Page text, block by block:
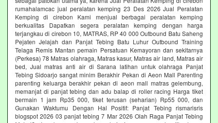
rumahalamcac jual peralatan kemping 23 Des 2026 Jual Peralatan
Kemping di cirebon Kami menjual berbagai peralatan kemping
berkualitas Dapatkan segera peralatan kemping dengan harga
terjangkau di cirebon 10, MATRAS, RP 40 000 Outbound Batu Saheng
Pejaten Jelajah dan Panjat Tebing Batu Luhur Outbound Training
Telaga Remis Mantan pemain Persatuan Kemayoran dan sekitarnya
(Perkesa) 78 Matras olahraga, Matras kasur, Matras air land, Matras air
bed, Jual matras anti air di Sarana latihan untuk olahraga Panjat
Tebing Sidoarjo sangat minim Berakhir Pekan di Aeon Mall Parenting
parenting keluarga berakhir pekan di aeon mall matras gelembung,
memanjat di panjat tebing dan adu balap di roller racing Harga tiket
bermain 1 jam Rp35 000, tiket terusan (seharian) Rp55 000, dan
Gunakan Waktumu Dengan Hal Positif: Panjat Tebing rismarisris
blogspot 2026 03 panjat tebing 7 Mar 2026 Olah Raga Panjat Tebing